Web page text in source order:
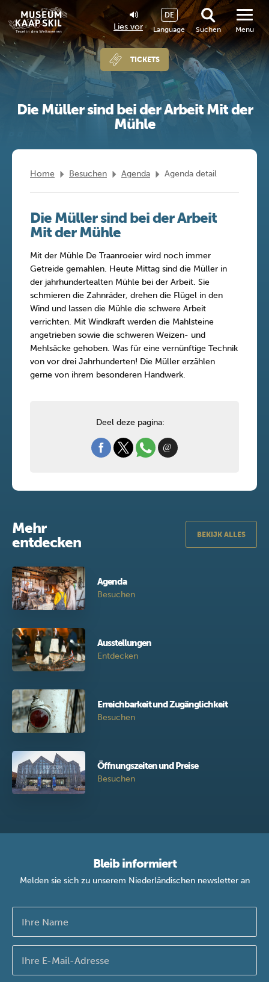
Lies vor Language
DE
Suchen
TICKETS
Menu
Die Müller sind bei der Arbeit Mit der
Mühle
Home Besuchen Agenda Agenda detail
Die Müller sind bei der Arbeit
Mit der Mühle
Mit der Mühle De Traanroeier wird noch immer
Getreide gemahlen. Heute Mittag sind die Müller in
der jahrhundertealten Mühle bei der Arbeit. Sie
schmieren die Zahnräder, drehen die Flügel in den
Wind und lassen die Mühle die schwere Arbeit
verrichten. Mit Windkraft werden die Mahlsteine
angetrieben sowie die schweren Weizen- und
Mehlsäcke gehoben. Was für eine vernünftige Technik
von vor drei Jahrhunderten! Die Müller erzählen
gerne von ihrem besonderen Handwerk.
Deel deze pagina:
Mehr
entdecken
BEKIJK ALLES
Agenda
Besuchen
Ausstellungen
Entdecken
Erreichbarkeit und Zugänglichkeit
Besuchen
Öffnungszeiten und Preise
Besuchen
Bleib informiert
Melden sie sich zu unserem Niederländischen newsletter an